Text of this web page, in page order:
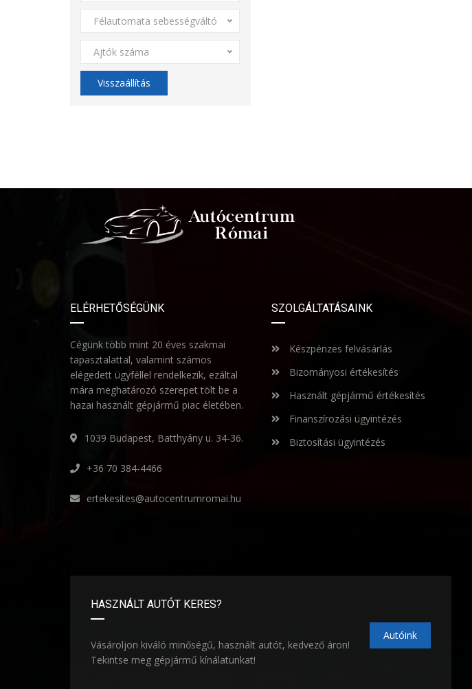
Félautomata sebességváltó
Ajtók száma
Visszaállítás
ELÉRHETŐSÉGÜNK
Cégünk több mint 20 éves szakmai
tapasztalattal, valamint számos
elégedett ügyféllel rendelkezik, ezáltal
mára meghatározó szerepet tölt be a
hazai használt gépjármű piac életében.
1039 Budapest, Batthyány u. 34-36.
+36 70 384-4466
ertekesites@autocentrumromai.hu
SZOLGÁLTATÁSAINK
Készpénzes felvásárlás
Bizományosi értékesítés
Használt gépjármű értékesítés
Finanszírozási ügyintézés
Biztosítási ügyintézés
HASZNÁLT AUTÓT KERES?
Vásároljon kiváló minőségű, használt autót, kedvező áron!
Tekintse meg gépjármű kínálatunkat!
Autóink